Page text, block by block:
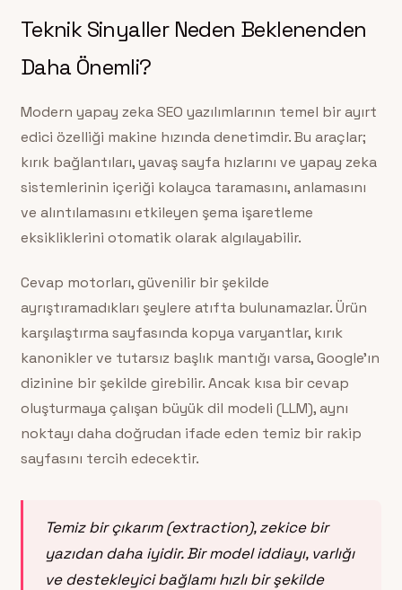
Teknik Sinyaller Neden Beklenenden
Daha Önemli?
Modern yapay zeka SEO yazılımlarının temel bir ayırt
edici özelliği makine hızında denetimdir. Bu araçlar;
kırık bağlantıları, yavaş sayfa hızlarını ve yapay zeka
sistemlerinin içeriği kolayca taramasını, anlamasını
ve alıntılamasını etkileyen şema işaretleme
eksikliklerini otomatik olarak algılayabilir.
Cevap motorları, güvenilir bir şekilde
ayrıştıramadıkları şeylere atıfta bulunamazlar. Ürün
karşılaştırma sayfasında kopya varyantlar, kırık
kanonikler ve tutarsız başlık mantığı varsa, Google’ın
dizinine bir şekilde girebilir. Ancak kısa bir cevap
oluşturmaya çalışan büyük dil modeli (LLM), aynı
noktayı daha doğrudan ifade eden temiz bir rakip
sayfasını tercih edecektir.
Temiz bir çıkarım (extraction), zekice bir
yazıdan daha iyidir. Bir model iddiayı, varlığı
ve destekleyici bağlamı hızlı bir şekilde